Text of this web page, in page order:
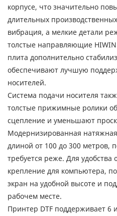
корпусе, что значительно
длительных
вибрация, а мелкие детали
толстые направляющие
плита дополнительно
обеспечивают лучшую
носителей.
Система подачи носителя
толстые прижимные ролики
сцепление и уменьшают
Модернизированная
длиной от 100 до 300 метров,
требуется реже. Для
крепление для компьютера,
экран на удобной высоте и
рабочем месте.
Принтер DTF поддерживает 6